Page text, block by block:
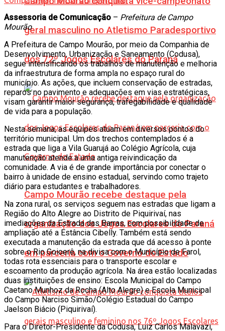
geral masculino no Atletismo Paradesportivo
dos 72º Jogos Escolares do Paraná
Campo Mourão recebe destaque pela
organização dos Jogos Escolares do Paraná
em parceria com o Governo do Estado
Assessoria de Comunicação – Prefeitura de Campo
Mourão
A Prefeitura de Campo Mourão, por meio da Companhia de
Desenvolvimento, Urbanização e Saneamento (Codusa),
segue intensificando os trabalhos de manutenção e melhoria
da infraestrutura de forma ampla no espaço rural do
município. As ações, que incluem conservação de estradas,
reparos no pavimento e adequações em vias estratégicas,
visam garantir maior segurança, trafegabilidade e qualidade
de vida para a população.
Nesta semana, as equipes atuam em diversos pontos do
território municipal. Um dos trechos contemplados é a
estrada que liga a Vila Guarujá ao Colégio Agrícola, cuja
manutenção atende a uma antiga reivindicação da
comunidade. A via é de grande importância por conectar o
bairro à unidade de ensino estadual, servindo como trajeto
diário para estudantes e trabalhadores.
Na zona rural, os serviços seguem nas estradas que ligam a
Região do Alto Alegre ao Distrito de Piquirivaí, nas
imediações da Estrada das Barras, com possibilidade de
ampliação até a Estância Cibelly. Também está sendo
executada a manutenção da estrada que dá acesso à ponte
sobre o Rio Goioerê, na divisa com o Município de Farol,
todas rota essenciais para o transporte escolar e
escoamento da produção agrícola. Na área estão localizadas
duas instituições de ensino: Escola Municipal do Campo
Caetano Munhoz da Rocha (Alto Alegre) e Escola Municipal
do Campo Narciso Simão/Colégio Estadual do Campo
Jaelson Biácio (Piquirivaí).
Para o Diretor-Presidente da Codusa, Luiz Carlos Malavazi,